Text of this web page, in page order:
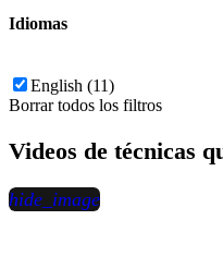
Idiomas
English (11)
Borrar todos los filtros
Videos de técnicas
hide_image